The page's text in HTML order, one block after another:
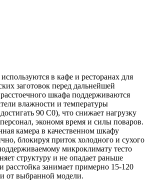
в кафе и ресторанах для
заготовок перед дальнейшей
шкафа поддерживаются
влажности и температуры
90 С0), что снижает нагрузку
экономя время и силы поваров.
камера в качественном шкафу
блокируя приток холодного и сухого
микроклимату тесто
структуру и не опадает раньше
расстойка занимает примерно 15-120
от выбранной модели.